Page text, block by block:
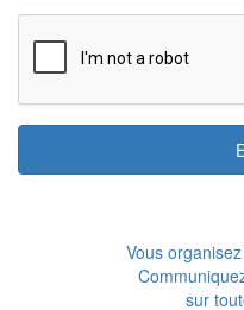
Vous
sur